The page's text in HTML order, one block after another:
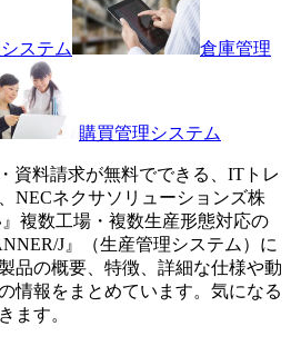
ステム 倉庫管理
購買管理システム
資料請求が無料でできる、ITトレ
NECネクサソリューションズ株
』複数工場・複数生産形態対応の
J 』（生産管理システム ）に
品の概要、特徴、詳細な仕様や動
情報をまとめています。気になる
ます。